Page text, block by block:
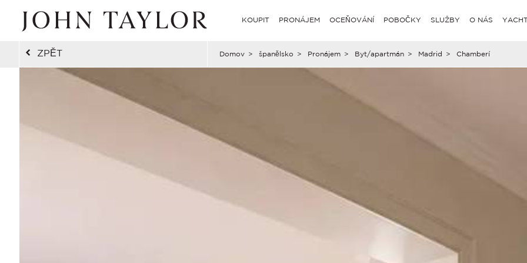
KOUPIT PRONÁJEM OCEŇOVÁNÍ POBOČKY SLUŽBY O NÁS
ZPĚT Domov > španělsko > Pronájem > Byt/apartmán > Madrid > Chamberí